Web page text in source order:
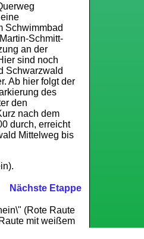
Schwimmbad
Schmitt-
an der
sind noch
Schwarzwald
Ab hier folgt der
des
den
nach dem
durch, erreicht
Mittelweg bis
Nächste Etappe
(Rote Raute
mit weißem